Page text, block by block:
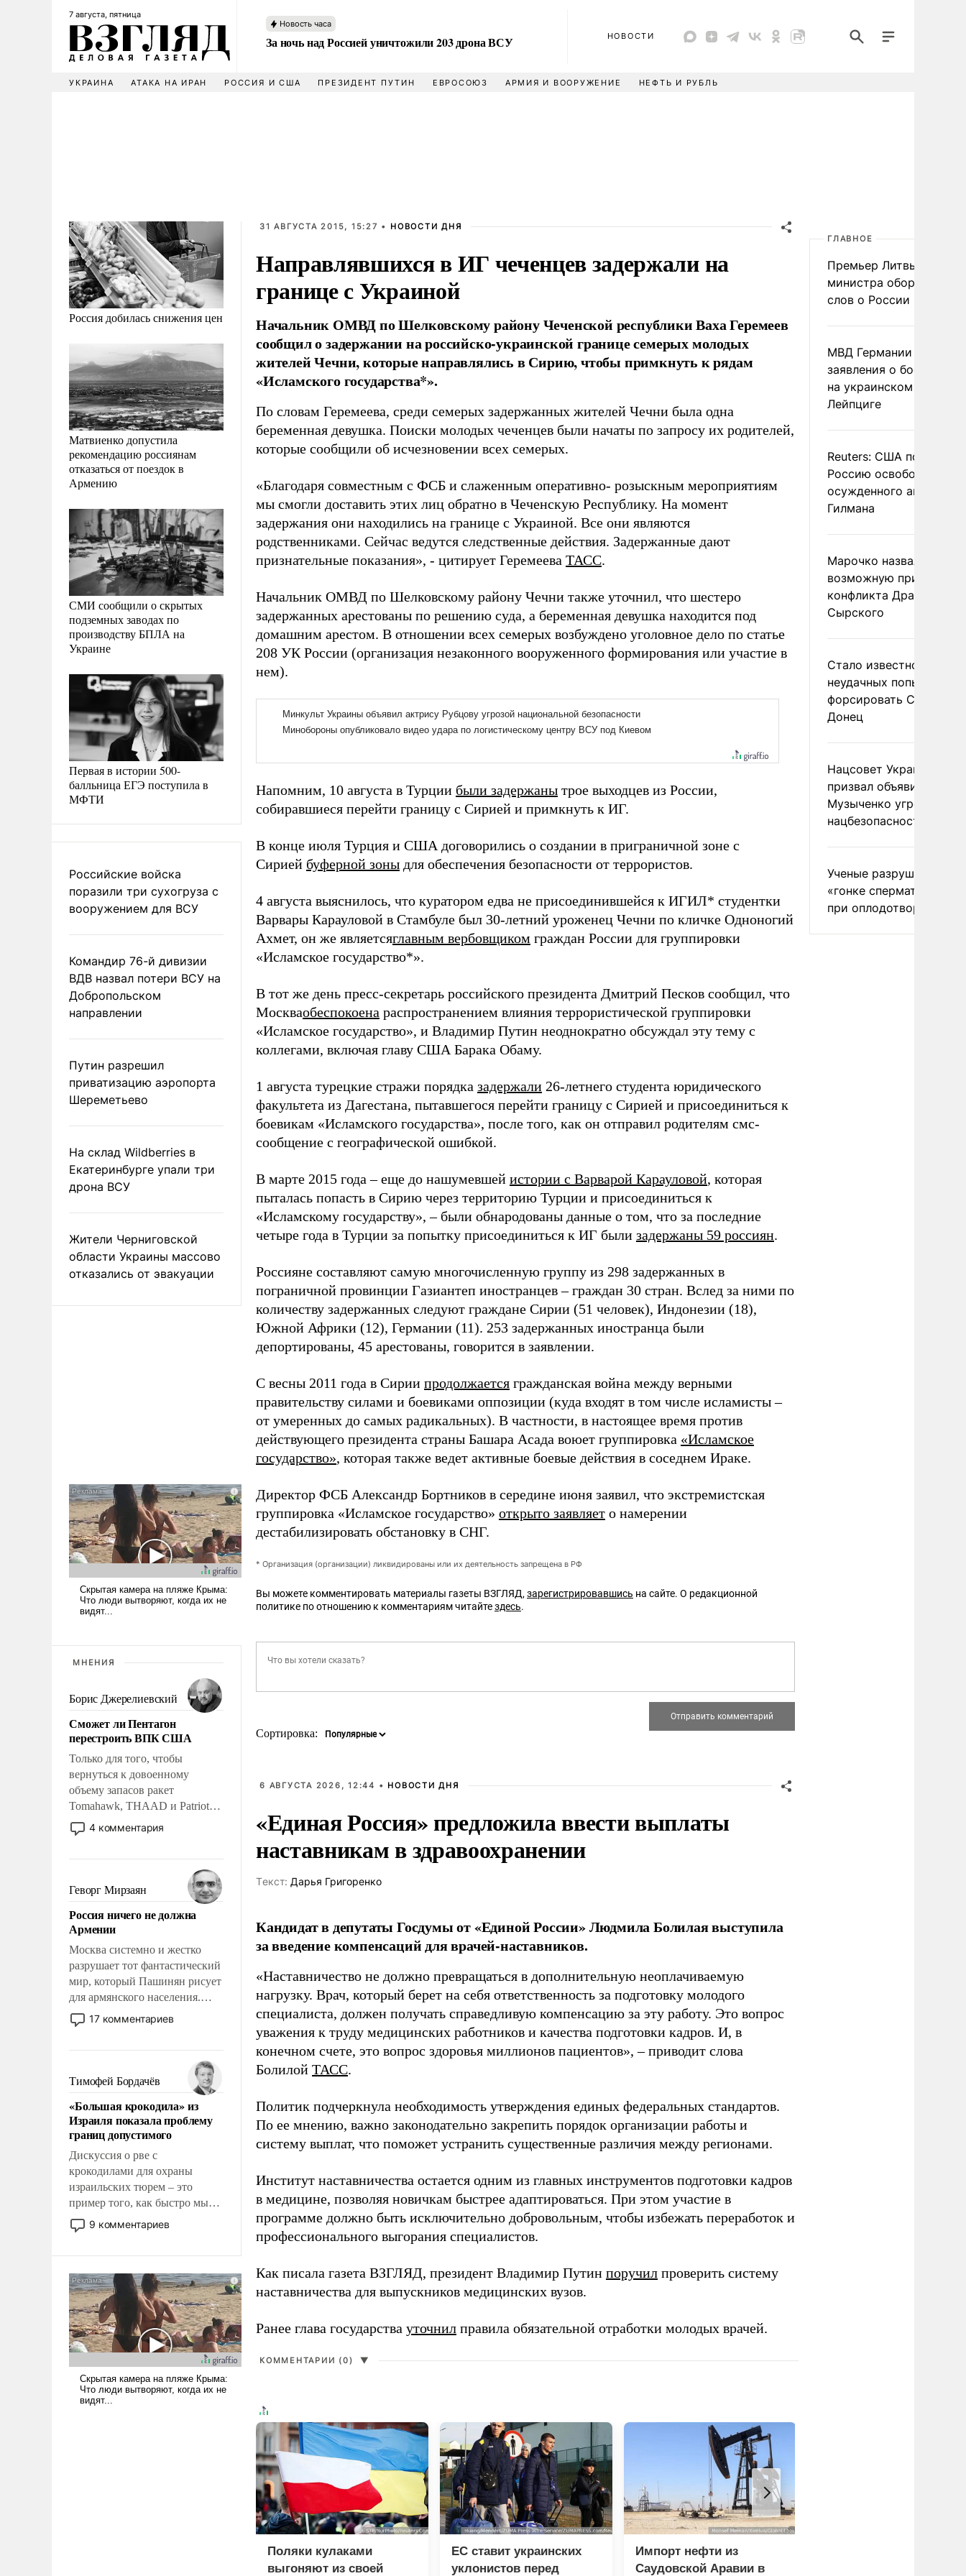
7 августа, пятница
Новость часа
За ночь над Россией уничтожили 203 дрона ВСУ НОВОСТИ
УКРАИНА АТАКА НА ИРАН РОССИЯ И США ПРЕЗИДЕНТ ПУТИН ЕВРОСОЮЗ АРМИЯ И ВООРУЖЕНИЕ НЕФТЬ И РУБЛЬ
Россия добилась снижения цен
Матвиенко допустила
рекомендацию россиянам
отказаться от поездок в
Армению
СМИ сообщили о скрытых
подземных заводах по
производству БПЛА на
Украине
Первая в истории 500-
балльница ЕГЭ поступила в
МФТИ
Российские войска
поразили три сухогруза с
вооружением для ВСУ
Командир 76-й дивизии
ВДВ назвал потери ВСУ на
Добропольском
направлении
Путин разрешил
приватизацию аэропорта
Шереметьево
На склад Wildberries в
Екатеринбурге упали три
дрона ВСУ
Жители Черниговской
области Украины массово
отказались от эвакуации
МНЕНИЯ
Борис Джерелиевский
Сможет ли Пентагон
перестроить ВПК США
Только для того, чтобы
вернуться к довоенному
объему запасов ракет
Tomahawk, THAAD и Patriot
США потребуется более трех
лет. Даже небольшая война с
Сложившаяся ситуация
означает многолетний период
уязвимости США, например,
перед Китаем.
4 комментария
Геворг Мирзаян
Россия ничего не должна
Армении
Москва системно и жестко
разрушает тот фантастический
мир, который Пашинян рисует
для армянского населения.
Мир, где политические
прожекты будут безусловно
налогоплательщиков и где
Еревану за свои поступки не
нужно отвечать.
17 комментариев
Тимофей Бордачёв
«Большая крокодила» из
Израиля показала проблему
границ допустимого
Дискуссия о рве с
крокодилами для охраны
израильских тюрем – это
пример того, как быстро мы
двигаемся по пути
революционных изменений.
псевдонаучной фантастики,
стало всерьез обсуждаемой
идеей.
9 комментариев
31 АВГУСТА 2015, 15:27 • НОВОСТИ ДНЯ
Направлявшихся в ИГ чеченцев задержали на
границе с Украиной
Начальник ОМВД по Шелковскому району Чеченской республики Ваха Геремеев
сообщил о задержании на российско-украинской границе семерых молодых
жителей Чечни, которые направлялись в Сирию, чтобы примкнуть к рядам
«Исламского государства*».
По словам Геремеева, среди семерых задержанных жителей Чечни была одна
беременная девушка. Поиски молодых чеченцев были начаты по запросу их родителей,
которые сообщили об исчезновении всех семерых.
«Благодаря совместным с ФСБ и слаженным оперативно- розыскным мероприятиям
мы смогли доставить этих лиц обратно в Чеченскую Республику. На момент
задержания они находились на границе с Украиной. Все они являются
родственниками. Сейчас ведутся следственные действия. Задержанные дают
признательные показания», - цитирует Геремеева ТАСС.
Начальник ОМВД по Шелковскому району Чечни также уточнил, что шестеро
задержанных арестованы по решению суда, а беременная девушка находится под
домашним арестом. В отношении всех семерых возбуждено уголовное дело по статье
208 УК России (организация незаконного вооруженного формирования или участие в
нем).
Напомним, 10 августа в Турции были задержаны трое выходцев из России,
собиравшиеся перейти границу с Сирией и примкнуть к ИГ.
В конце июля Турция и США договорились о создании в приграничной зоне с
Сирией буферной зоны для обеспечения безопасности от террористов.
4 августа выяснилось, что куратором едва не присоединившейся к ИГИЛ* студентки
Варвары Карауловой в Стамбуле был 30-летний уроженец Чечни по кличке Одноногий
Ахмет, он же являетсяглавным вербовщиком граждан России для группировки
«Исламское государство*».
В тот же день пресс-секретарь российского президента Дмитрий Песков сообщил, что
Москваобеспокоена распространением влияния террористической группировки
«Исламское государство», и Владимир Путин неоднократно обсуждал эту тему с
коллегами, включая главу США Барака Обаму.
1 августа турецкие стражи порядка задержали 26-летнего студента юридического
факультета из Дагестана, пытавшегося перейти границу с Сирией и присоединиться к
боевикам «Исламского государства», после того, как он отправил родителям смс-
сообщение с географической ошибкой.
В марте 2015 года – еще до нашумевшей истории с Варварой Карауловой, которая
пыталась попасть в Сирию через территорию Турции и присоединиться к
«Исламскому государству», – были обнародованы данные о том, что за последние
четыре года в Турции за попытку присоединиться к ИГ были задержаны 59 россиян.
Россияне составляют самую многочисленную группу из 298 задержанных в
пограничной провинции Газиантеп иностранцев – граждан 30 стран. Вслед за ними по
количеству задержанных следуют граждане Сирии (51 человек), Индонезии (18),
Южной Африки (12), Германии (11). 253 задержанных иностранца были
депортированы, 45 арестованы, говорится в заявлении.
C весны 2011 года в Сирии продолжается гражданская война между верными
правительству силами и боевиками оппозиции (куда входят в том числе исламисты –
от умеренных до самых радикальных). В частности, в настоящее время против
действующего президента страны Башара Асада воюет группировка «Исламское
государство», которая также ведет активные боевые действия в соседнем Ираке.
Директор ФСБ Александр Бортников в середине июня заявил, что экстремистская
группировка «Исламское государство» открыто заявляет о намерении
дестабилизировать обстановку в СНГ.
* Организация (организации) ликвидированы или их деятельность запрещена в РФ
Вы можете комментировать материалы газеты ВЗГЛЯД, зарегистрировавшись на сайте. О редакционной
политике по отношению к комментариям читайтездесь.
Сортировка:
6 АВГУСТА 2026, 12:44 • НОВОСТИ ДНЯ
«Единая Россия» предложила ввести выплаты
наставникам в здравоохранении
Tекст: Дарья Григоренко
Кандидат в депутаты Госдумы от «Единой России» Людмила Болилая выступила
за введение компенсаций для врачей-наставников.
«Наставничество не должно превращаться в дополнительную неоплачиваемую
нагрузку. Врач, который берет на себя ответственность за подготовку молодого
специалиста, должен получать справедливую компенсацию за эту работу. Это вопрос
уважения к труду медицинских работников и качества подготовки кадров. И, в
конечном счете, это вопрос здоровья миллионов пациентов», – приводит слова
Болилой ТАСС.
Политик подчеркнула необходимость утверждения единых федеральных стандартов.
По ее мнению, важно законодательно закрепить порядок организации работы и
систему выплат, что поможет устранить существенные различия между регионами.
Институт наставничества остается одним из главных инструментов подготовки кадров
в медицине, позволяя новичкам быстрее адаптироваться. При этом участие в
программе должно быть исключительно добровольным, чтобы избежать переработок и
профессионального выгорания специалистов.
Как писала газета ВЗГЛЯД, президент Владимир Путин поручил проверить систему
наставничества для выпускников медицинских вузов.
Ранее глава государства уточнил правила обязательной отработки молодых врачей.
КОММЕНТАРИИ (0) ▼
Поляки кулаками
выгоняют из своей
ЕС ставит украинских
уклонистов перед
Импорт нефти из
Саудовской Аравии в
ГЛАВНОЕ
Премьер Литвы осадил
министра обороны из-
слов о России
МВД Германии отвергло
заявления о
на украинском
Лейпциге
Reuters: США
Россию освободить
осужденного
Гилмана
Марочко назвал
возможную причину
конфликта Драпатого и
Сырского
Стало известно о
неудачных попытках
форсировать
Донец
Нацсовет Украины по
призвал объявить
Музыченко угрозой
нацбезопасности
Ученые разрушили миф
«гонке
при оплодотворении